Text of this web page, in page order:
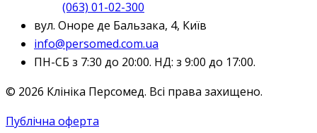
(063) 01-02-300
вул. Оноре де Бальзака, 4, Київ
info@persomed.com.ua
ПН-СБ з 7:30 до 20:00. НД: з 9:00 до 17:00.
© 2026 Клініка Персомед. Всі права захищено.
Публічна оферта